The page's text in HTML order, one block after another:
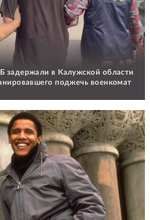
задержали в Калужской области
поджечь военкомат